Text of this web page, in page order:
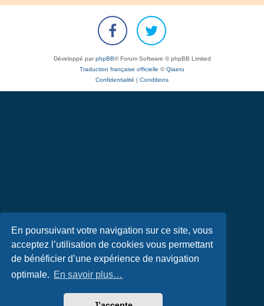
En poursuivant votre navigation sur ce site, vous
acceptez l’utilisation de cookies vous permettant
de bénéficier d’une expérience de navigation
optimale. En savoir plus…
Développé parphpBB® Forum Software © phpBB Limited
Traduction française officielle ©Qiaeru
Confidentialité | Conditions